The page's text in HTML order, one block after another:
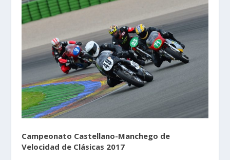
Campeonato Castellano-Manchego de
Velocidad de Clásicas 2017